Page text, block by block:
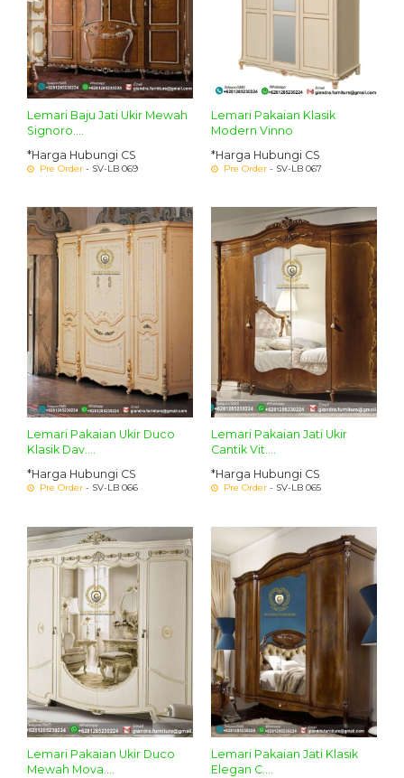
Lemari Baju Jati Ukir Mewah
Signoro....
*Harga Hubungi CS
Pre Order - SV-LB 069
Lemari Pakaian Klasik
Modern Vinno
*Harga Hubungi CS
Pre Order - SV-LB 067
Lemari Pakaian Ukir Duco
Klasik Dav....
*Harga Hubungi CS
Pre Order - SV-LB 066
Lemari Pakaian Jati Ukir
Cantik Vit....
*Harga Hubungi CS
Pre Order - SV-LB 065
Lemari Pakaian Ukir Duco
Mewah Mova....
Lemari Pakaian Jati Klasik
Elegan C....